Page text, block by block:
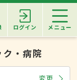
ログイン メニュー
・病院
変更